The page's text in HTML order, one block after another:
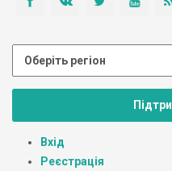
Вхід
Реєстрація